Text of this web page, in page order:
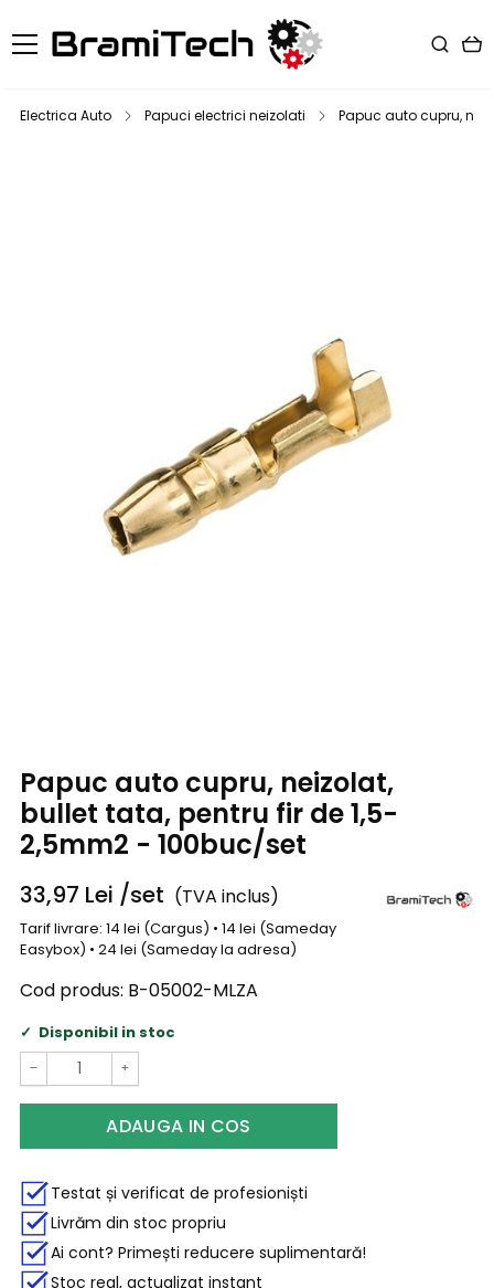
Electrica Auto Papuci electrici neizolati Papuc auto cupru,
Papuc auto cupru, neizolat,
bullet tata, pentru fir de 1,5-
2,5mm2 - 100buc/set
33,97 Lei /set (TVA inclus)
Tarif livrare: 14 lei (Cargus) • 14 lei (Sameday
Easybox) • 24 lei (Sameday la adresa)
Cod produs: B-05002-MLZA
Disponibil in stoc
− +
ADAUGA IN COS
Testat și verificat de profesioniști
Livrăm din stoc propriu
Ai cont? Primești reducere suplimentară!
Stoc real, actualizat instant